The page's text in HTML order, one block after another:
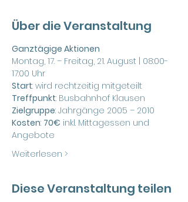
Über die Veranstaltung
Ganztägige Aktionen
Montag, 17. – Freitag, 21. August | 08:00-
17:00 Uhr
Start: wird rechtzeitig mitgeteilt
Treffpunkt: Busbahnhof Klausen
Zielgruppe: Jahrgänge 2005 – 2010
Kosten: 70€ inkl. Mittagessen und
Angebote
Weiterlesen >
Diese Veranstaltung teilen